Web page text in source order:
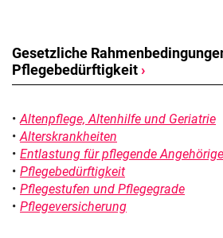
Gesetzliche
Pflegebedürftigkeit ›
Altenpflege, Altenhilfe und Geriatrie
Alterskrankheiten
Entlastung für pflegende Angehörige
Pflegebedürftigkeit
Pflegestufen und Pflegegrade
Pflegeversicherung